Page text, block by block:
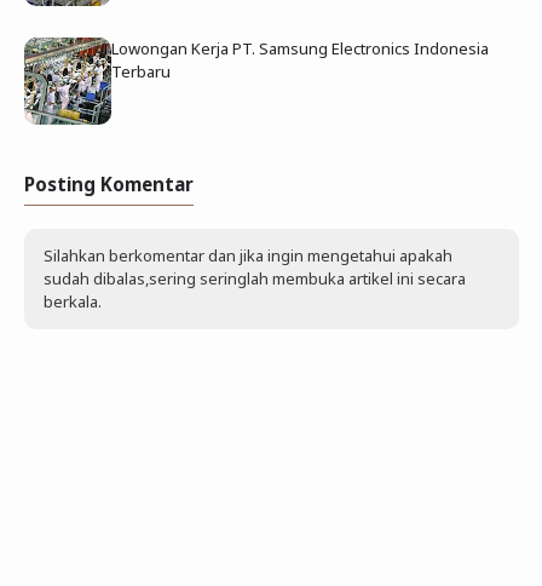
Lowongan Kerja PT. Samsung Electronics Indonesia
Terbaru
Posting Komentar
Silahkan berkomentar dan jika ingin mengetahui apakah
sudah dibalas,sering seringlah membuka artikel ini secara
berkala.